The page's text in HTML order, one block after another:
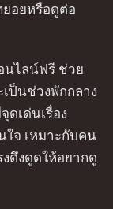
อยหรือดูต่อ
นไลน์ฟรี ช่วย
ป็นช่วงพักกลาง
ดเด่นเรื่อง
ใจ เหมาะกับคน
ดึงดูดให้อยากดู